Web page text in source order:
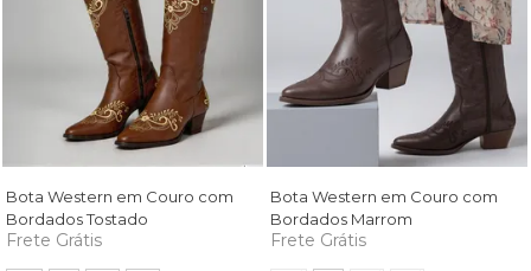
Bota Western em Couro com
Bordados Tostado
Frete Grátis
Bota Western em Couro com
Bordados Marrom
Frete Grátis